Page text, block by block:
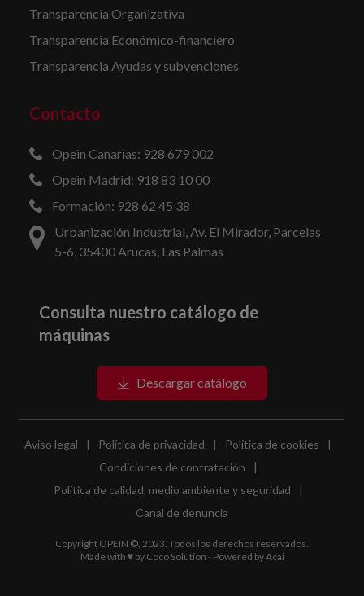
Transparencia Organizativa
Transparencia Económico-financiero
Transparencia Ayudas y subvenciones
Contacto
Opein Canarias: 928 679 002
Opein Madrid: 918 83 10 00
Formación: 928 62 45 38
Urbanización Industrial, Av. El Mirador, Parcelas
5-6, 35400 Arucas, Las Palmas
Consulta nuestro catálogo de
máquinas
Descargar catálogo
Aviso legal | Política de privacidad | Política de cookies
|
Condiciones de contratación
|
Política de calidad, medio ambiente y seguridad
|
Canal de denuncia
Copyright OPEIN ©, 2023. Todos los derechos reservados.
Made with ♥ by Coco Solution - Powered byAcai